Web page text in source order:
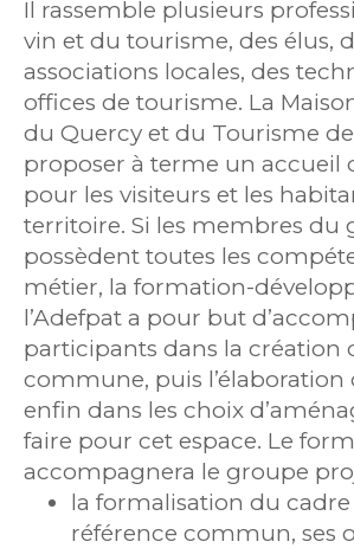
Il rassemble plusieurs
vin et du tourisme, des élus,
associations locales, des
offices de tourisme. La
du Quercy et du Tourisme
proposer à terme un accueil
pour les visiteurs et les
territoire. Si les membres du
possèdent toutes les
métier, la formation-
l’Adefpat a pour but
participants dans la création
commune, puis
enfin dans les choix
faire pour cet espace. Le
accompagnera le groupe
la formalisation du cadre
référence commun, ses